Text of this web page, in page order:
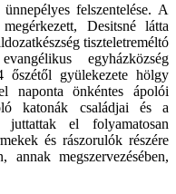
felszentelése. A
Desitsné látta
tiszteletreméltó
egyházközség
őszétől gyülekezete hölgy
naponta önkéntes ápolói
katonák családjai és a
juttattak el folyamatosan
és rászorulók részére
megszervezésében,